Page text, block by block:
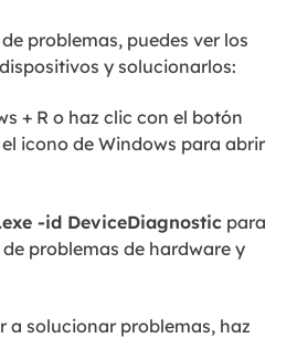
problemas, puedes ver los
y solucionarlos:
+ R o haz clic con el botón
icono de Windows para abrir
-id DeviceDiagnosticpara
problemas de hardware y
a solucionar problemas, haz